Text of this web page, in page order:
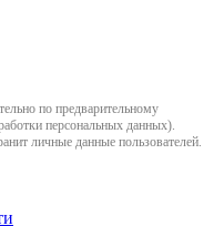
по предварительному
персональных данных).
личные данные пользователей.